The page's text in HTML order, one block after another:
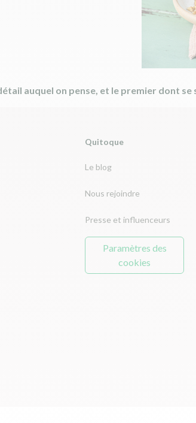
auquel on pense, et le premier dont se
Quitoque
Le blog
Nous rejoindre
Presse et influenceurs
Paramètres des
cookies